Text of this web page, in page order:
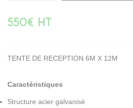
550€ HT
TENTE DE RECEPTION 6M X 12M
Caractéristiques
Structure acier galvanisé